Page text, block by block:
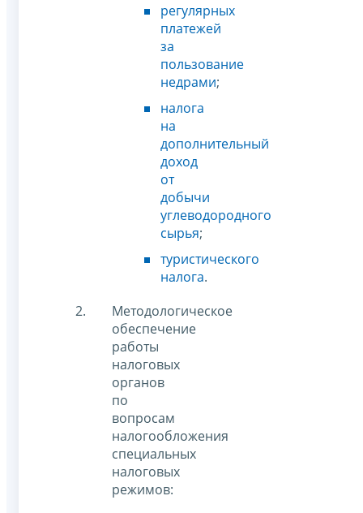
регулярных
платежей
за
пользование
недрами;
налога
на
дополнительный
доход
от
добычи
углеводородного
сырья;
туристического
налога.
Методологическое
обеспечение
работы
налоговых
органов
по
вопросам
налогообложения
специальных
налоговых
режимов: